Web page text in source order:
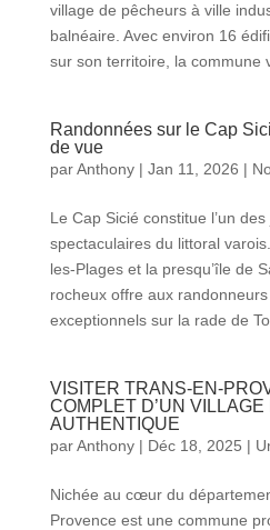
village de pêcheurs à ville
balnéaire. Avec environ 16
sur son territoire, la commune
Randonnées sur le Cap
de vue
parAnthony| Jan 11, 2026 |
Le Cap Sicié constitue l’un
spectaculaires du littoral
les-Plages et la presqu’île de
rocheux offre aux
exceptionnels sur la rade de
VISITER TRANS-EN-
COMPLET D’UN
AUTHENTIQUE
parAnthony| Déc 18, 2025 |
Nichée au cœur du
Provence est une commune